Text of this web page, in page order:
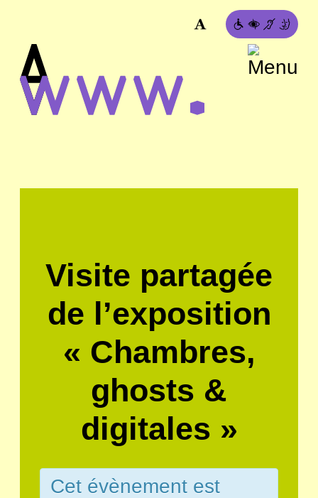
Visite partagée
de l’exposition
« Chambres,
ghosts &
digitales »
Cet évènement est